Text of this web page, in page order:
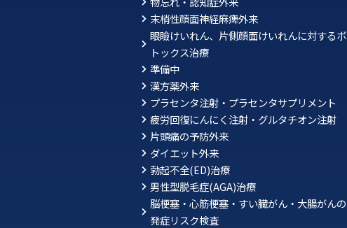
末梢性顔面神経麻痺外来
眼瞼けいれん、片側顔面けいれんに対するボ
トックス治療
準備中
漢方薬外来
プラセンタ注射・プラセンタサプリメント
疲労回復にんにく注射・グルタチオン注射
片頭痛の予防外来
ダイエット外来
勃起不全(ED)治療
男性型脱毛症(AGA)治療
脳梗塞・心筋梗塞・すい臓がん・大腸がんの
発症リスク検査